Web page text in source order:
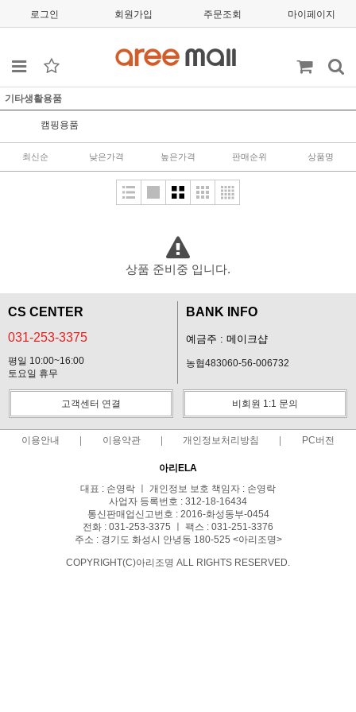
로그인 회원가입 주문조회 마이페이지
기타생활용품
캠핑용품
최신순 낮은가격 높은가격 판매순위 상품명
상품 준비중 입니다.
CS CENTER
031-253-3375
평일 10:00~16:00
토요일 휴무
BANK INFO
예금주 : 메이크샵
농협483060-56-006732
고객센터 연결 비회원 1:1 문의
이용안내 이용약관 개인정보처리방침 PC버전
아리ELA
대표 : 손영락 ㅣ 개인정보 보호 책임자 : 손영락
사업자 등록번호 : 312-18-16434
통신판매업신고번호 : 2016-화성동부-0454
전화 : 031-253-3375 ㅣ 팩스 : 031-251-3376
주소 : 경기도 화성시 안녕동 180-525 <아리조명>
COPYRIGHT(C)아리조명 ALL RIGHTS RESERVED.